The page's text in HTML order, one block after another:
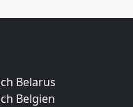
Belarus
Belgien